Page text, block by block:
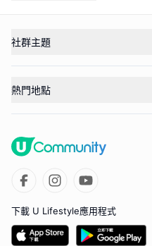
社群主題
熱門地點
下載 U Lifestyle應用程式